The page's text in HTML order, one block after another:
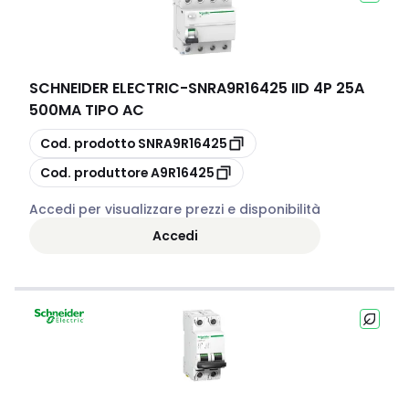
SCHNEIDER ELECTRIC-SNRA9R16425 IID 4P 25A
500MA TIPO AC
copia
Cod. prodotto SNRA9R16425
copia
Cod. produttoreA9R16425
Accedi per visualizzare prezzi e disponibilità
Accedi